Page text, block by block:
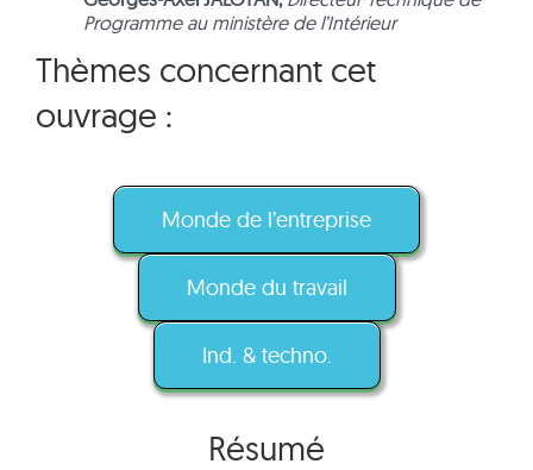
Programme au ministère de l’Intérieur
Thèmes concernant cet
ouvrage :
Monde de l’entreprise
Monde du travail
Ind. & techno.
Résumé